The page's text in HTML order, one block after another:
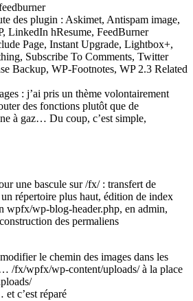
des plugin : Askimet, Antispam image,
LinkedIn hResume, FeedBurner
Page, Instant Upgrade, Lightbox+,
Subscribe To Comments, Twitter
Backup, WP-Footnotes, WP 2.3 Related
: j’ai pris un thème volontairement
des fonctions plutôt que de
à gaz… Du coup, c’est simple,
une bascule sur /fx/ : transfert de
répertoire plus haut, édition de index
wpfx/wp-blog-header.php, en admin,
des permaliens
le chemin des images dans les
/fx/wpfx/wp-content/uploads/ à la place
c’est réparé